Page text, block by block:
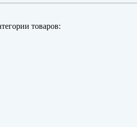
товаров: